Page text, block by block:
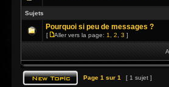
Sujets
Pourquoi si peu de messages ?
[ Aller vers la page: 1 2 3 ]
Page 1 sur 1 [ 1 sujet ]